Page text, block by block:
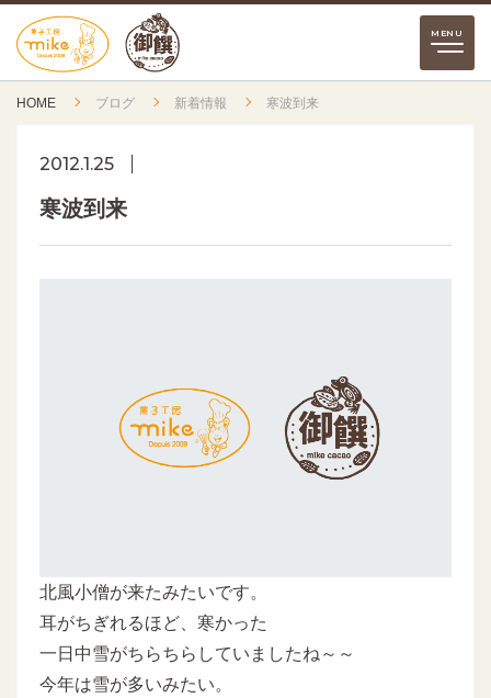
HOME ブログ 新着情報 寒波到来
2012.1.25
寒波到来
北風小僧が来たみたいです。
耳がちぎれるほど、寒かった
一日中雪がちらちらしていましたね～～
今年は雪が多いみたい。